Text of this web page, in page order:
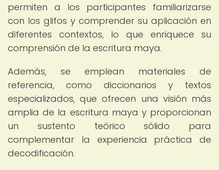
permiten a los participantes familiarizarse
con los glifos y comprender su aplicación en
diferentes contextos, lo que enriquece su
comprensión de la escritura maya.
Además, se emplean materiales de
referencia, como diccionarios y textos
especializados, que ofrecen una visión más
amplia de la escritura maya y proporcionan
un sustento teórico sólido para
complementar la experiencia práctica de
decodificación.